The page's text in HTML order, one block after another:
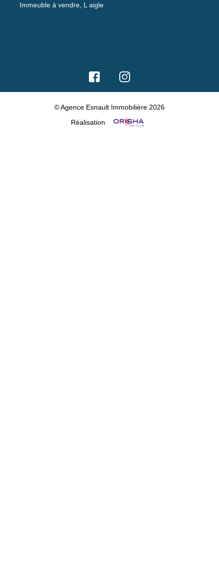
Immeuble à vendre, L aigle
© Agence Esnault Immobilière 2026
Réalisation